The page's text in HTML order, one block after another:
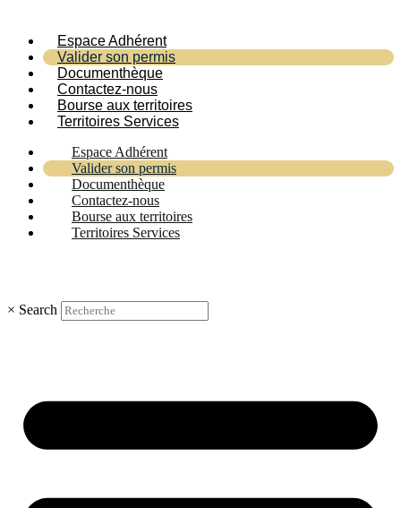
Espace Adhérent
Valider son permis
Documenthèque
Contactez-nous
Bourse aux territoires
Territoires Services
Espace Adhérent
Valider son permis
Documenthèque
Contactez-nous
Bourse aux territoires
Territoires Services
× Search